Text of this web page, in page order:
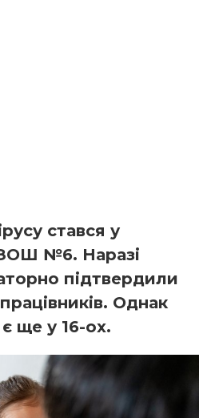
стався у
ЗОШ №6. Наразі
підтвердили
Однак
ще у 16-ох.